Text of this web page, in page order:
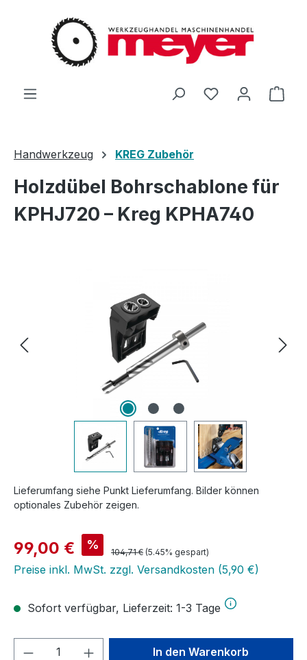
Zum Hauptinhalt springen
Du hast 0
Handwerkzeug KREG Zubehör
Holzdübel Bohrschablone für
KPHJ720 – Kreg KPHA740
Lieferumfang siehe Punkt Lieferumfang. Bilder können
optionales Zubehör zeigen.
Verkaufspreis:
99,00 € % Regulärer Preis:
104,71 € (5.45% gespart)
Preise inkl. MwSt. zzgl. Versandkosten (5,90 €)
Sofort verfügbar, Lieferzeit: 1-3 Tage
Produkt Anzahl: Gib denIn den Warenkorb